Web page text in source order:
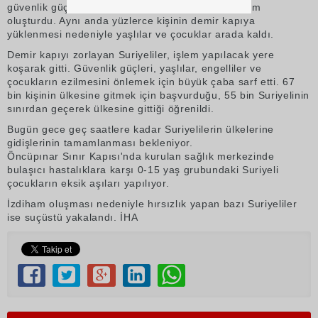
güvenlik güçlerinin bütün çabasına rağmen izdiham
oluşturdu. Aynı anda yüzlerce kişinin demir kapıya
yüklenmesi nedeniyle yaşlılar ve çocuklar arada kaldı.
Demir kapıyı zorlayan Suriyeliler, işlem yapılacak yere
koşarak gitti. Güvenlik güçleri, yaşlılar, engelliler ve
çocukların ezilmesini önlemek için büyük çaba sarf etti. 67
bin kişinin ülkesine gitmek için başvurduğu, 55 bin Suriyelinin
sınırdan geçerek ülkesine gittiği öğrenildi.
Bugün gece geç saatlere kadar Suriyelilerin ülkelerine
gidişlerinin tamamlanması bekleniyor.
Öncüpınar Sınır Kapısı'nda kurulan sağlık merkezinde
bulaşıcı hastalıklara karşı 0-15 yaş grubundaki Suriyeli
çocukların eksik aşıları yapılıyor.
İzdiham oluşması nedeniyle hırsızlık yapan bazı Suriyeliler
ise suçüstü yakalandı. İHA